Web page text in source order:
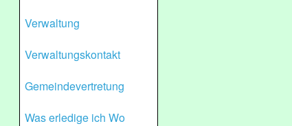
Verwaltung
Verwaltungskontakt
Gemeindevertretung
Was erledige ich Wo